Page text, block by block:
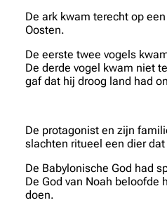
De ark kwam terecht op
Oosten.
De eerste twee vogels
De derde vogel kwam niet
gaf dat hij droog land had
De protagonist en zijn
slachten ritueel een dier
De Babylonische God had
De God van Noah beloofde
doen.